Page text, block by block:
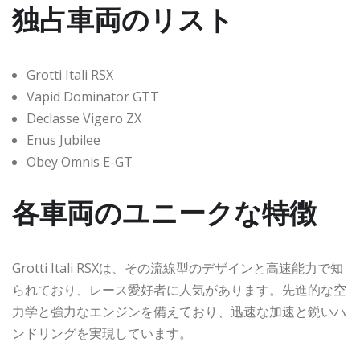
独占車両のリスト
Grotti Itali RSX
Vapid Dominator GTT
Declasse Vigero ZX
Enus Jubilee
Obey Omnis E-GT
各車両のユニークな特徴
Grotti Itali RSXは、その流線型のデザインと高速能力で知
られており、レース愛好者に人気があります。先進的な空
力学と強力なエンジンを備えており、迅速な加速と鋭いハ
ンドリングを実現しています。